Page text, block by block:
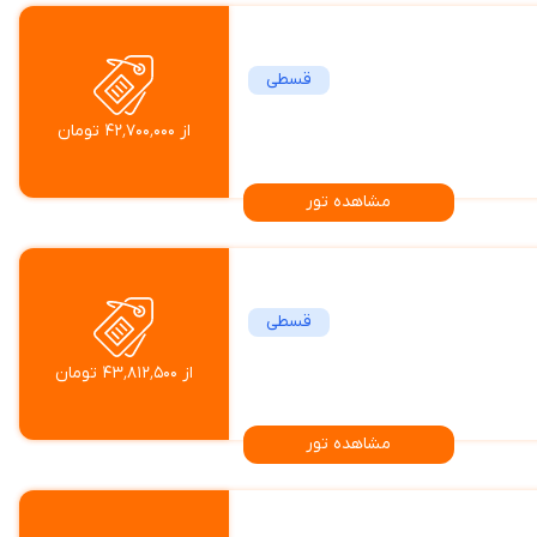
قسطی
مشاهده تور
از ۴۲٬۷۰۰٬۰۰۰ تومان
قسطی
مشاهده تور
از ۴۳٬۸۱۲٬۵۰۰ تومان